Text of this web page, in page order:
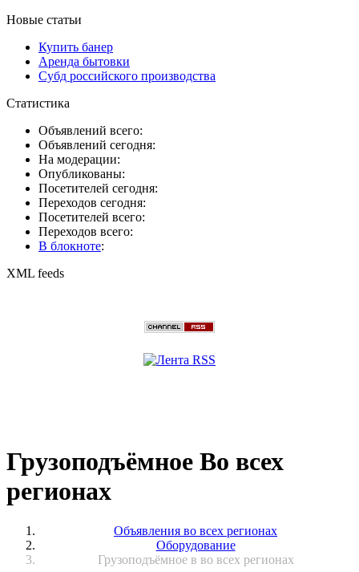
Новые статьи
Купить банер
Аренда бытовки
Субд российского производства
Статистика
Объявлений всего:
Объявлений сегодня:
На модерации:
Опубликованы:
Посетителей сегодня:
Переходов сегодня:
Посетителей всего:
Переходов всего:
В блокноте:
XML feeds
Грузоподъёмное Во всех
регионах
Объявления во всех регионах
Оборудование
Грузоподъёмное в во всех регионах